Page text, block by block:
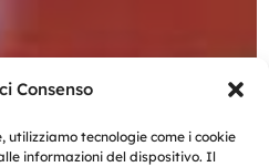
Consenso
utilizziamo tecnologie come i cookie
informazioni del dispositivo. Il